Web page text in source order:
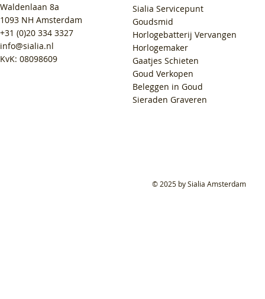
Waldenlaan 8a
1093 NH Amsterdam
+31 (0)20 334 3327
info@sialia.nl
KvK: 08098609
Sialia Servicepunt
Goudsmid
Horlogebatterij Vervangen
Horlogemaker
Gaatjes Schieten
Goud Verkopen
Beleggen in Goud
Sieraden Graveren
© 2025 by Sialia Amsterdam